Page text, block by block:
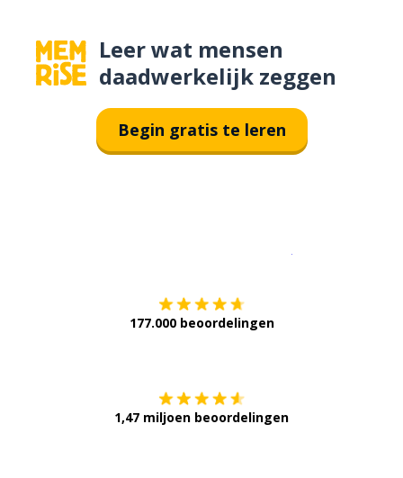
Leer wat mensen
daadwerkelijk zeggen
Begin gratis te leren
177.000 beoordelingen
1,47 miljoen beoordelingen